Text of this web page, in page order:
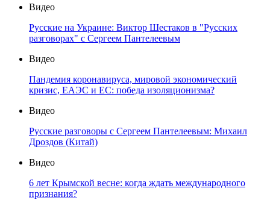
Видео
Русские на Украине: Виктор Шестаков в "Русских
разговорах" с Сергеем Пантелеевым
Видео
Пандемия коронавируса, мировой экономический
кризис, ЕАЭС и ЕС: победа изоляционизма?
Видео
Русские разговоры с Сергеем Пантелеевым: Михаил
Дроздов (Китай)
Видео
6 лет Крымской весне: когда ждать международного
признания?